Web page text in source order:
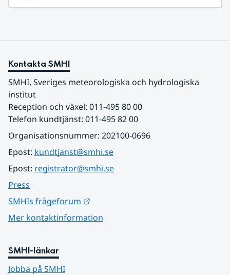
Kontakta SMHI
SMHI, Sveriges meteorologiska och hydrologiska
institut
Reception och växel: 011-495 80 00
Telefon kundtjänst: 011-495 82 00
Organisationsnummer: 202100-0696
Epost: kundtjanst@smhi.se
Epost: registrator@smhi.se
Press
SMHIs frågeforum
Mer kontaktinformation
SMHI-länkar
Jobba på SMHI